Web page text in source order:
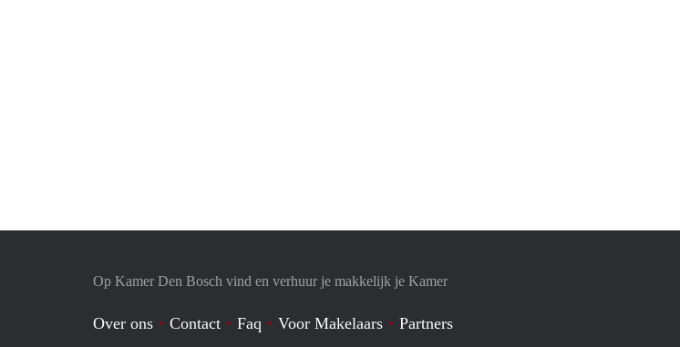
Op Kamer Den Bosch vind en verhuur je makkelijk je Kamer
Over ons Contact Faq Voor Makelaars Partners